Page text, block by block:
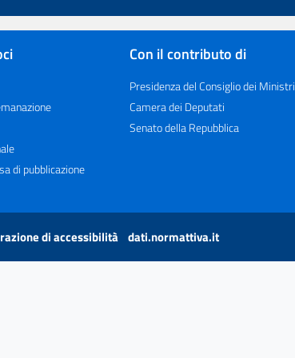
di pubblicazione
Con il contributo di
Presidenza del Consiglio dei Ministri
Camera dei Deputati
Senato della Repubblica
di accessibilità dati.normattiva.it